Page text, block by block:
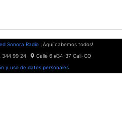
compartir en familia,
Sonora Radio ¡Aquí cabemos todos!
344 99 24
Calle 6 #34-37 Cali-CO
y uso de datos personales